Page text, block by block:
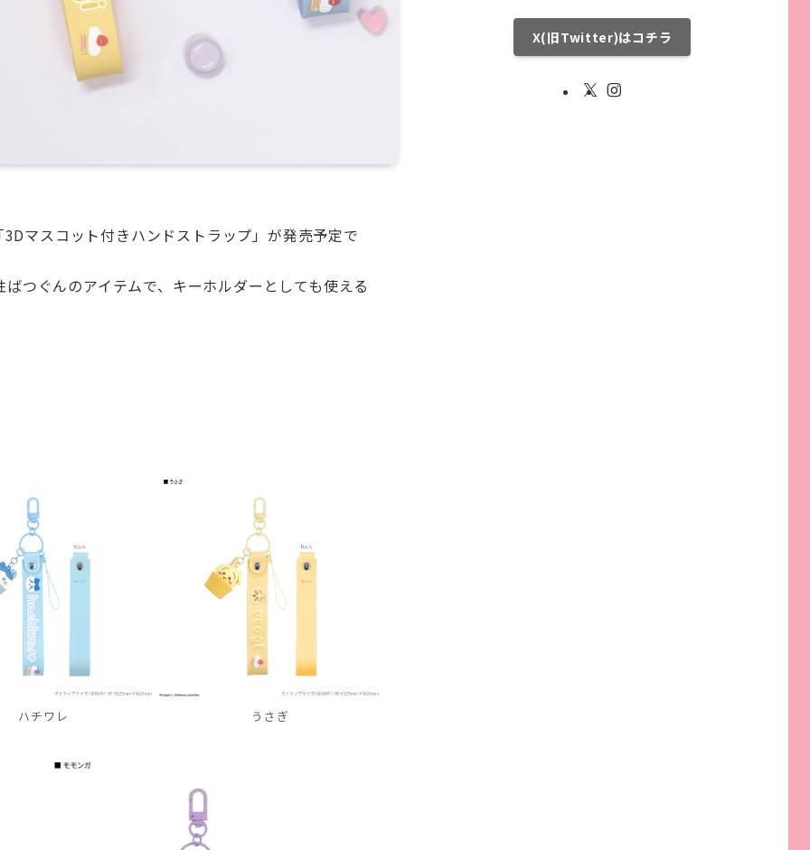
マスコット付きハンドストラップ」が発売予定で
つぐんのアイテムで、キーホルダーとしても使える
ハチワレ うさぎ
X(旧Twitter)はコチラ